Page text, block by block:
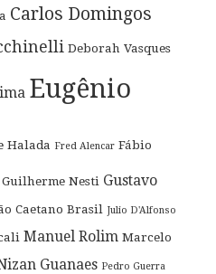
Carlos Domingos
Deborah Vasques
Eugênio
Halada Fred Alencar Fábio
Guilherme Nesti Gustavo
Caetano Brasil Julio D'Alfonso
Manuel Rolim Marcelo
Guanaes Pedro Guerra